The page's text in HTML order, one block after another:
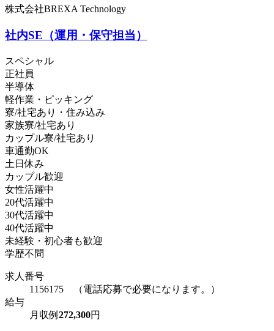
株式会社BREXA Technology
社内SE（運用・保守担当）
スペシャル
正社員
半導体
軽作業・ピッキング
寮/社宅あり・住み込み
家族寮/社宅あり
カップル寮/社宅あり
車通勤OK
土日休み
カップル歓迎
女性活躍中
20代活躍中
30代活躍中
40代活躍中
未経験・初心者も歓迎
学歴不問
求人番号
1156175 （電話応募で必要になります。）
給与
月収例 272,300円